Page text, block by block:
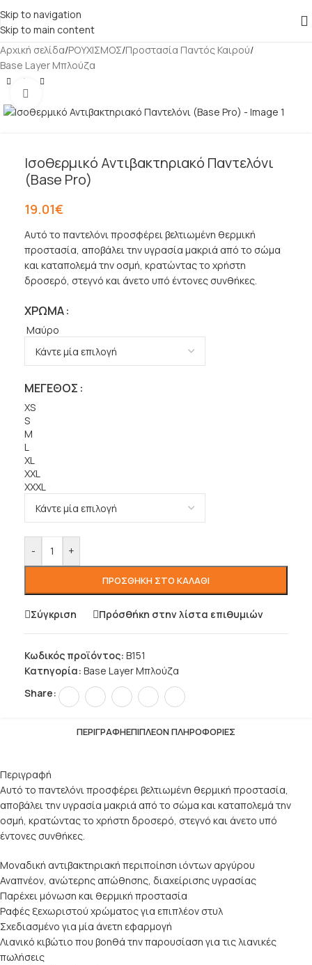
Skip to navigation
Skip to main content
Αρχική σελίδα/ΡΟΥΧΙΣΜΟΣ/Προστασία Παντός Καιρού/
Base Layer Μπλούζα
Ισοθερμικό Αντιβακτηριακό Παντελόνι
(Base Pro)
19.01€
Αυτό το παντελόνι προσφέρει βελτιωμένη θερμική
προστασία, αποβάλει την υγρασία μακριά από το σώμα
και καταπολεμά την οσμή, κρατώντας το χρήστη
δροσερό, στεγνό και άνετο υπό έντονες συνθήκες.
ΧΡΏΜΑ
Μαύρο
ΜΈΓΕΘΟΣ
XS
S
M
L
XL
XXL
XXXL
- +
ΠΡΟΣΘΉΚΗ ΣΤΟ ΚΑΛΆΘΙ
Σύγκριση Πρόσθήκη στην λίστα επιθυμιών
Κωδικός προϊόντος: B151
Κατηγορία: Base Layer Μπλούζα
Share:
ΠΕΡΙΓΡΑΦΉΕΠΙΠΛΈΟΝ ΠΛΗΡΟΦΟΡΊΕΣ
Περιγραφή
Αυτό το παντελόνι προσφέρει βελτιωμένη θερμική προστασία,
αποβάλει την υγρασία μακριά από το σώμα και καταπολεμά την
οσμή, κρατώντας το χρήστη δροσερό, στεγνό και άνετο υπό
έντονες συνθήκες.
Μοναδική αντιβακτηριακή περιποίηση ιόντων αργύρου
Αναπνέον, ανώτερης απώθησης, διαχείρισης υγρασίας
Παρέχει μόνωση και θερμική προστασία
Ραφές ξεχωριστού χρώματος για επιπλέον στυλ
Σχεδιασμένο για μία άνετη εφαρμογή
Λιανικό κιβώτιο που βοηθά την παρουσίαση για τις λιανικές
πωλήσεις